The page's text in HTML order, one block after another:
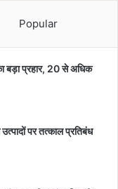
Popular
बड़ा प्रहार, 20 से अधिक
पर तत्काल प्रतिबंध